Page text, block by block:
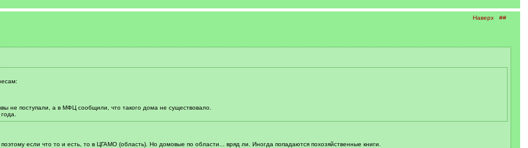
Наверх ##
не поступали, а в МФЦ сообщили, что такого дома не существовало.
если что то и есть, то в ЦГАМО (область). Но домовые по области... вряд ли. Иногда попадаются похозяйственные книги.